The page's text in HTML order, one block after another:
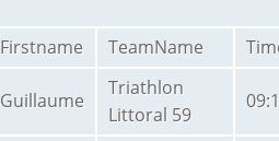
Firstname TeamName
Guillaume
Triathlon
Littoral 59